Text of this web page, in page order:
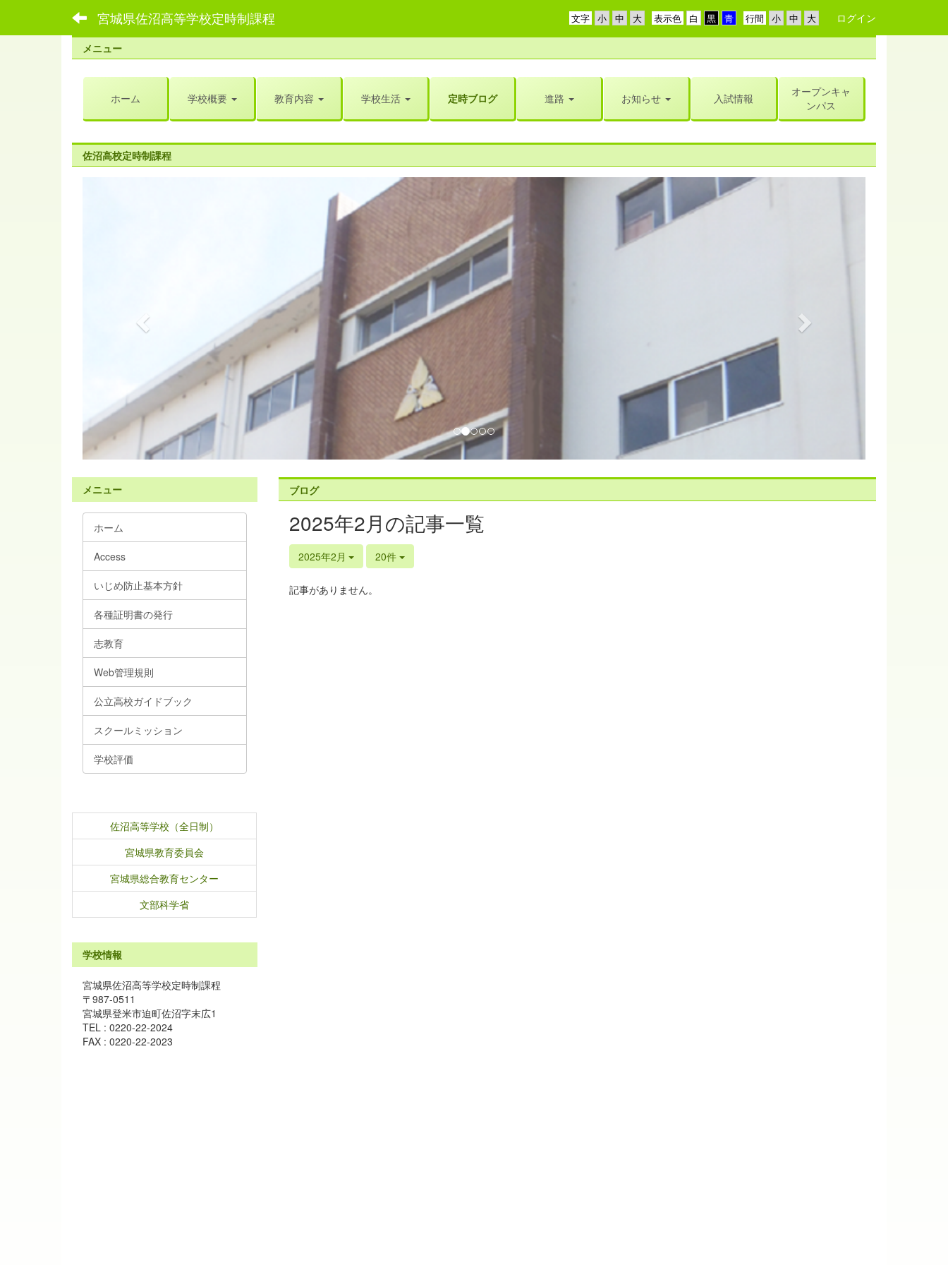
宮城県佐沼高等学校定時制課程 行間
表示色
文字 ログイン
メニュー
ホーム 学校概要 教育内容 学校生活 定時ブログ 進路 お知らせ 入試情報
オープンキャ
ンパス
佐沼高校定時制課程
s
ブログ
2025年2月の記事一覧
2025年2月 20件
記事がありません。
メニュー
ホーム
Access
いじめ防止基本方針
各種証明書の発行
志教育
Web管理規則
公立高校ガイドブック
スクールミッション
学校評価
佐沼高等学校（全日制）
宮城県教育委員会
宮城県総合教育センター
文部科学省
学校情報
宮城県佐沼高等学校定時制課程
〒987-0511
宮城県登米市迫町佐沼字末広1
TEL : 0220-22-2024
FAX : 0220-22-2023